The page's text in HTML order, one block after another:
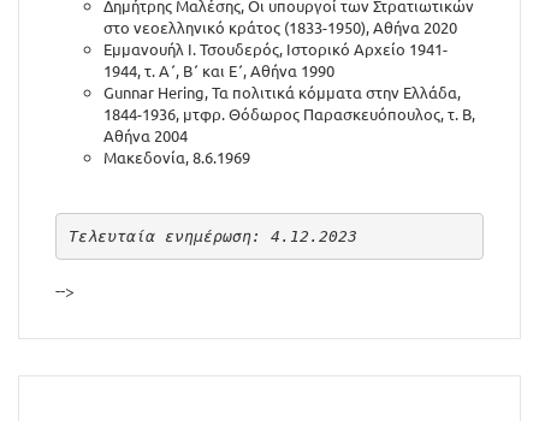
Δημήτρης Μαλέσης, Οι υπουργοί των Στρατιωτικών
στο νεοελληνικό κράτος (1833-1950), Αθήνα 2020
Εμμανουήλ Ι. Τσουδερός, Ιστορικό Αρχείο 1941-
1944, τ. Α΄, Β΄ και Ε΄, Αθήνα 1990
Gunnar Hering, Τα πολιτικά κόμματα στην Ελλάδα,
1844-1936, μτφρ. Θόδωρος Παρασκευόπουλος, τ. Β,
Αθήνα 2004
Μακεδονία, 8.6.1969
Τελευταία ενημέρωση: 4.12.2023
-->